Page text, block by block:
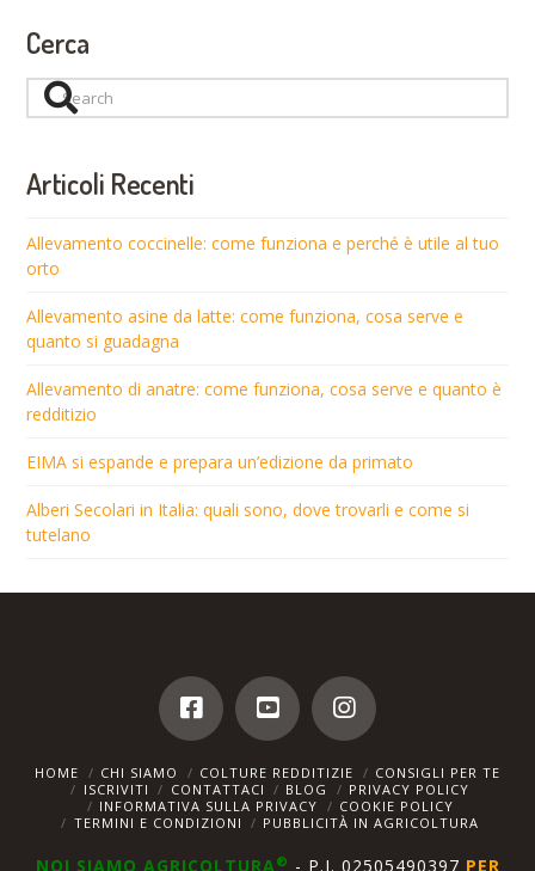
Cerca
Search
Articoli Recenti
Allevamento coccinelle: come funziona e perché è utile al tuo
orto
Allevamento asine da latte: come funziona, cosa serve e
quanto si guadagna
Allevamento di anatre: come funziona, cosa serve e quanto è
redditizio
EIMA si espande e prepara un’edizione da primato
Alberi Secolari in Italia: quali sono, dove trovarli e come si
tutelano
HOME CHI SIAMO COLTURE REDDITIZIE
CONSIGLI PER TE
ISCRIVITI
CONTATTACI BLOG
PRIVACY POLICY
INFORMATIVA SULLA PRIVACY
COOKIE POLICY
TERMINI E CONDIZIONI
PUBBLICITÀ IN AGRICOLTURA
NOI SIAMO AGRICOLTURA ® - P.I. 02505490397 PER